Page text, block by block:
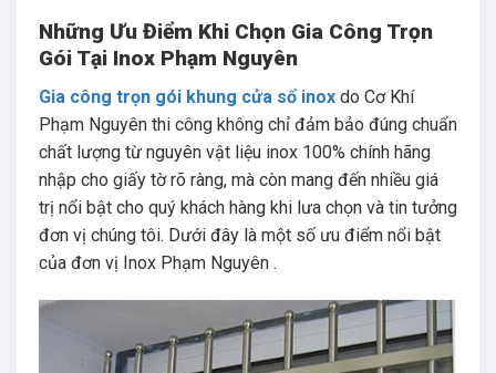
Những Ưu Điểm Khi Chọn Gia Công Trọn
Gói Tại Inox Phạm Nguyên
Gia công trọn gói khung cửa sổ inox do Cơ Khí
Phạm Nguyên thi công không chỉ đảm bảo đúng chuẩn
chất lượng từ nguyên vật liệu inox 100% chính hãng
nhập cho giấy tờ rõ ràng, mà còn mang đến nhiều giá
trị nổi bật cho quý khách hàng khi lưa chọn và tin tưởng
đơn vị chúng tôi. Dưới đây là một số ưu điểm nổi bật
của đơn vị Inox Phạm Nguyên .